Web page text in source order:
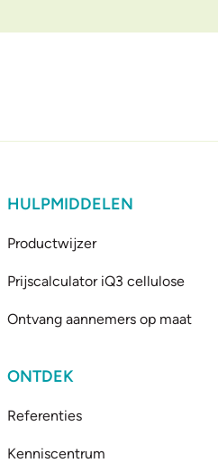
HULPMIDDELEN
Productwijzer
Prijscalculator iQ3 cellulose
Ontvang aannemers op maat
ONTDEK
Referenties
Kenniscentrum